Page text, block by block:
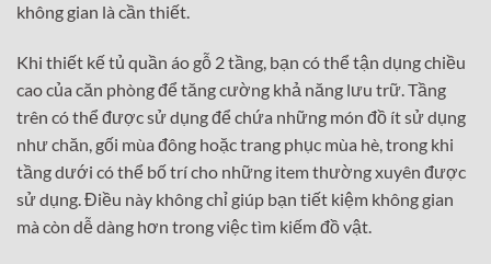
không gian là cần thiết.
Khi thiết kế tủ quần áo gỗ 2 tầng, bạn có thể tận dụng chiều
cao của căn phòng để tăng cường khả năng lưu trữ. Tầng
trên có thể được sử dụng để chứa những món đồ ít sử dụng
như chăn, gối mùa đông hoặc trang phục mùa hè, trong khi
tầng dưới có thể bố trí cho những item thường xuyên được
sử dụng. Điều này không chỉ giúp bạn tiết kiệm không gian
mà còn dễ dàng hơn trong việc tìm kiếm đồ vật.